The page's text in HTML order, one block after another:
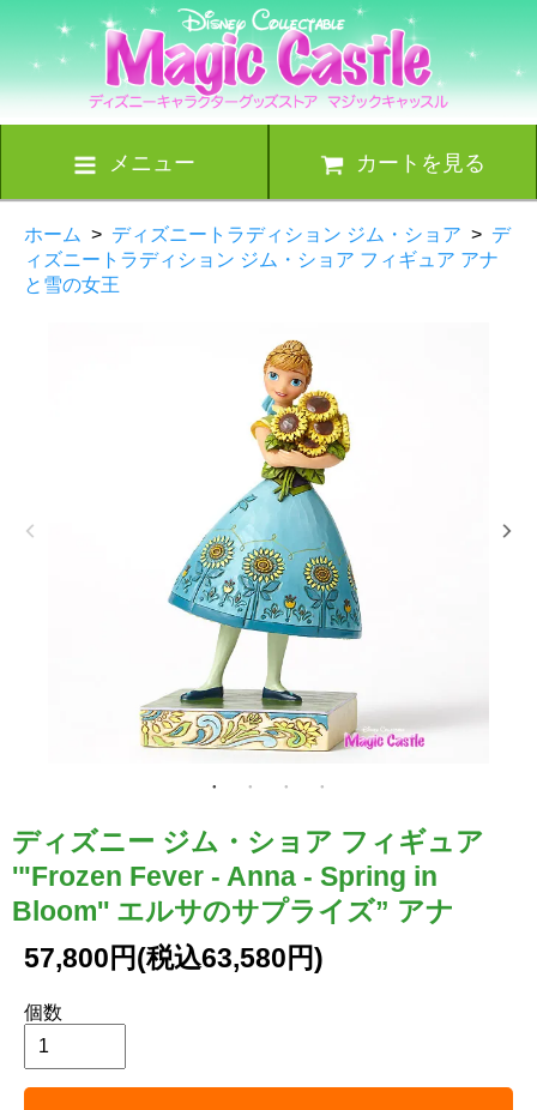
メニュー カートを見る
ホーム > ディズニートラディション ジム・ショア > デ
ィズニートラディション ジム・ショア フィギュア アナ
と雪の女王
ディズニー ジム・ショア フィギュア
'"Frozen Fever - Anna - Spring in
Bloom'' エルサのサプライズ” アナ
57,800円(税込63,580円)
個数